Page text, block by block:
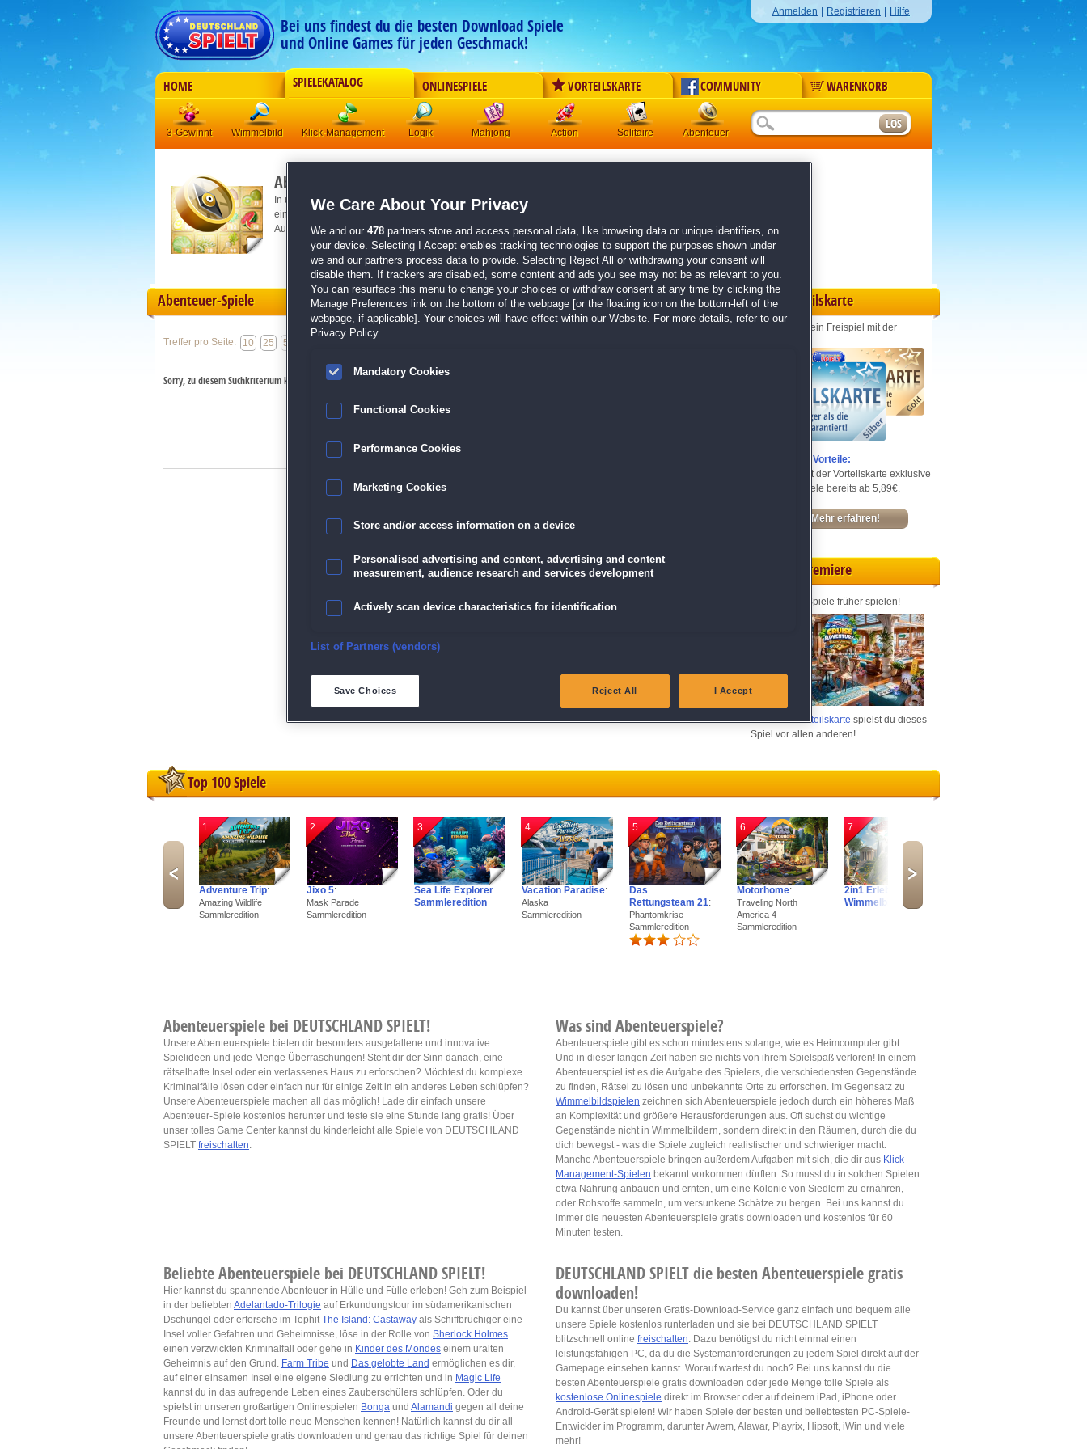
Bei uns findest du die besten Download Spiele
und Online Games für jeden Geschmack!
Anmelden Registrieren Hilfe
HOME SPIELEKATALOG ONLINESPIELE VORTEILSKARTE COMMUNITY WARENKORB
3-Gewinnt Wimmelbild Klick-Management Logik Mahjong Action Solitaire Abenteuer
Abenteuerspiele kostenlos spielen und downloaden
In unseren Abenteuerspielen erwarten dich phantastische Abenteuer, verzwickte Kriminalfälle und
einsame Inseln, die es zu erforschen gilt. Dazu musst du massenweise Rätsel lösen und komplexe
Aufgaben erfüllen. Also los, st?rz dich ins Abenteuer!
Vorteilskarte
Jeden Monat ein Freispiel mit der
Entdecke die Vorteile:
Sichere dir mit der Vorteilskarte exklusive
Rabatte – Spiele bereits ab 5,89€.
Mehr erfahren!
Vorpremiere
Die neusten Spiele früher spielen!
Mit deinerVorteilskarte spielst du dieses
Spiel vor allen anderen!
Abenteuer-Spiele Sortieren nach:
Treffer pro Seite: 10 25 50
Sorry, zu diesem Suchkriterium konnte kein Spiel gefunden werden.
Top 100 Spiele
1
Adventure Trip:
Amazing Wildlife
Sammleredition
2
Jixo 5:
Mask Parade
Sammleredition
3
Sea Life Explorer
Sammleredition
4
Vacation Paradise:
Alaska
Sammleredition
5
Das
Rettungsteam 21:
Phantomkrise
Sammleredition
6
Motorhome:
Traveling North
America 4
Sammleredition
7
2in1 Erlebnis
Wimmelbilder
Abenteuerspiele bei DEUTSCHLAND SPIELT!
Unsere Abenteuerspiele bieten dir besonders ausgefallene und innovative
Spielideen und jede Menge Überraschungen! Steht dir der Sinn danach, eine
rätselhafte Insel oder ein verlassenes Haus zu erforschen? Möchtest du komplexe
Kriminalfälle lösen oder einfach nur für einige Zeit in ein anderes Leben schlüpfen?
Unsere Abenteuerspiele machen all das möglich! Lade dir einfach unsere
Abenteuer-Spiele kostenlos herunter und teste sie eine Stunde lang gratis! Über
unser tolles Game Center kannst du kinderleicht alle Spiele von DEUTSCHLAND
SPIELT freischalten.
Was sind Abenteuerspiele?
Abenteuerspiele gibt es schon mindestens solange, wie es Heimcomputer gibt.
Und in dieser langen Zeit haben sie nichts von ihrem Spielspaß verloren! In einem
Abenteuerspiel ist es die Aufgabe des Spielers, die verschiedensten Gegenstände
zu finden, Rätsel zu lösen und unbekannte Orte zu erforschen. Im Gegensatz zu
Wimmelbildspielen zeichnen sich Abenteuerspiele jedoch durch ein höheres Maß
an Komplexität und größere Herausforderungen aus. Oft suchst du wichtige
Gegenstände nicht in Wimmelbildern, sondern direkt in den Räumen, durch die du
dich bewegst - was die Spiele zugleich realistischer und schwieriger macht.
Manche Abenteuerspiele bringen außerdem Aufgaben mit sich, die dir aus Klick-
Management-Spielen bekannt vorkommen dürften. So musst du in solchen Spielen
etwa Nahrung anbauen und ernten, um eine Kolonie von Siedlern zu ernähren,
oder Rohstoffe sammeln, um versunkene Schätze zu bergen. Bei uns kannst du
immer die neuesten Abenteuerspiele gratis downloaden und kostenlos für 60
Minuten testen.
Beliebte Abenteuerspiele bei DEUTSCHLAND SPIELT!
Hier kannst du spannende Abenteuer in Hülle und Fülle erleben! Geh zum Beispiel
in der beliebten Adelantado-Trilogie auf Erkundungstour im südamerikanischen
Dschungel oder erforsche im TophitThe Island: Castaway als Schiffbrüchiger eine
Insel voller Gefahren und Geheimnisse, löse in der Rolle von Sherlock Holmes
einen verzwickten Kriminalfall oder gehe in Kinder des Mondes einem uralten
Geheimnis auf den Grund. Farm Tribe und Das gelobte Land ermöglichen es dir,
auf einer einsamen Insel eine eigene Siedlung zu errichten und in Magic Life
kannst du in das aufregende Leben eines Zauberschülers schlüpfen. Oder du
spielst in unseren großartigen Onlinespielen Bonga und Alamandi gegen all deine
Freunde und lernst dort tolle neue Menschen kennen! Natürlich kannst du dir all
unsere Abenteuerspiele gratis downloaden und genau das richtige Spiel für deinen
DEUTSCHLAND SPIELT die besten Abenteuerspiele gratis
downloaden!
Du kannst über unseren Gratis-Download-Service ganz einfach und bequem alle
unsere Spiele kostenlos runterladen und sie bei DEUTSCHLAND SPIELT
blitzschnell online freischalten. Dazu benötigst du nicht einmal einen
leistungsfähigen PC, da du die Systemanforderungen zu jedem Spiel direkt auf der
Gamepage einsehen kannst. Worauf wartest du noch? Bei uns kannst du die
besten Abenteuerspiele gratis downloaden oder jede Menge tolle Spiele als
kostenlose Onlinespiele direkt im Browser oder auf deinem iPad, iPhone oder
Android-Gerät spielen! Wir haben Spiele der besten und beliebtesten PC-Spiele-
Entwickler im Programm, darunter Awem, Alawar, Playrix, Hipsoft, iWin und viele
mehr!
We Care About Your Privacy
We and our 478 partners store and access personal data, like browsing data or unique identifiers, on
your device. Selecting I Accept enables tracking technologies to support the purposes shown under
we and our partners process data to provide. Selecting Reject All or withdrawing your consent will
disable them. If trackers are disabled, some content and ads you see may not be as relevant to you.
You can resurface this menu to change your choices or withdraw consent at any time by clicking the
Manage Preferences link on the bottom of the webpage [or the floating icon on the bottom-left of the
webpage, if applicable]. Your choices will have effect within our Website. For more details, refer to our
Privacy Policy.
Mandatory Cookies
Functional Cookies
Performance Cookies
Marketing Cookies
Store and/or access information on a device
Personalised advertising and content, advertising and content
measurement, audience research and services development
Actively scan device characteristics for identification
Ensure security, prevent and detect fraud, and fix errors
Match and combine data from other data sources
Identify devices based on information transmitted automatically
Save and communicate privacy choices
Show Purposes
List of Partners (vendors)
Save Choices Reject All I Accept